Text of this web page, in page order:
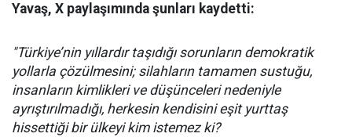
Yavaş, X paylaşımında şunları kaydetti:
"Türkiye’nin yıllardır taşıdığı sorunların demokratik
yollarla çözülmesini; silahların tamamen sustuğu,
insanların kimlikleri ve düşünceleri nedeniyle
ayrıştırılmadığı, herkesin kendisini eşit yurttaş
hissettiği bir ülkeyi kim istemez ki?